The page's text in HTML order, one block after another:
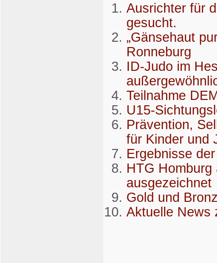
Ausrichter für
gesucht.
„Gänsehaut
Ronneburg
ID-Judo im
Teilnahme
U15-
Prävention,
für Kinder und
Ergebnisse
HTG
ausgezeichnet
Gold und
Aktuelle News